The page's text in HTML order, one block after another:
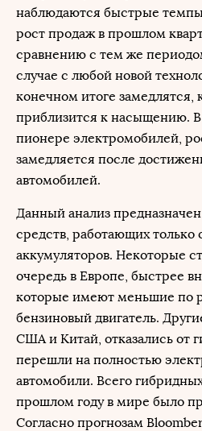
наблюдаются быстрые
рост продаж в прошлом
сравнению с тем же
случае с любой новой
конечном итоге замедлятся,
приблизится к насыщению.
пионере электромобилей,
замедляется после
автомобилей.
Данный анализ
средств, работающих только
аккумуляторов. Некоторые
очередь в Европе, быстрее
которые имеют меньшие по
бензиновый двигатель.
США и Китай, отказались от
перешли на полностью
автомобили. Всего
прошлом году в мире было
Согласно прогнозам